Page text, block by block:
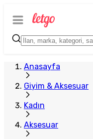
Anasayfa
Giyim & Aksesuar
Kadın
Aksesuar